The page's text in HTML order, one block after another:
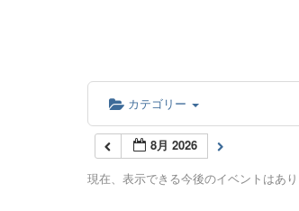
カテゴリー
8月 2026
現在、表示できる今後のイベントはあり